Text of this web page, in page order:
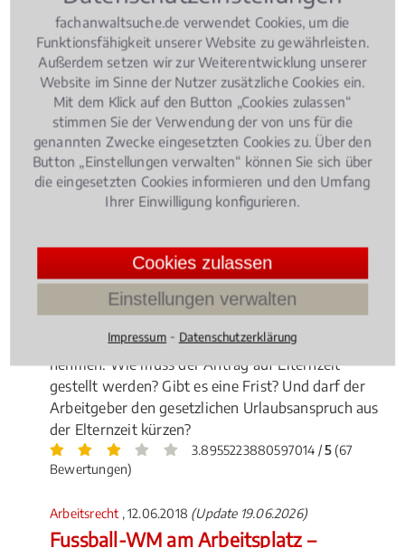
Eltern haben in Deutschland nach der Geburt ihres
Kindes die Möglichkeit drei Jahre Elternzeit im Job zu
nehmen. Wie muss der Antrag auf Elternzeit
gestellt werden? Gibt es eine Frist? Und darf der
Arbeitgeber den gesetzlichen Urlaubsanspruch aus
der Elternzeit kürzen?
3.8955223880597014 /5(67
Bewertungen)
Arbeitsrecht , 12.06.2018 (Update 19.06.2026)
Fussball-WM am Arbeitsplatz –
fachanwaltsuche.de verwendet Cookies, um die
Funktionsfähigkeit unserer Website zu gewährleisten.
Außerdem setzen wir zur Weiterentwicklung unserer
Website im Sinne der Nutzer zusätzliche Cookies ein.
Mit dem Klick auf den Button „Cookies zulassen“
stimmen Sie der Verwendung der von uns für die
genannten Zwecke eingesetzten Cookies zu. Über den
Button „Einstellungen verwalten“ können Sie sich über
die eingesetzten Cookies informieren und den Umfang
Ihrer Einwilligung konfigurieren.
Cookies zulassen
Einstellungen verwalten
Impressum ⁃ Datenschutzerklärung